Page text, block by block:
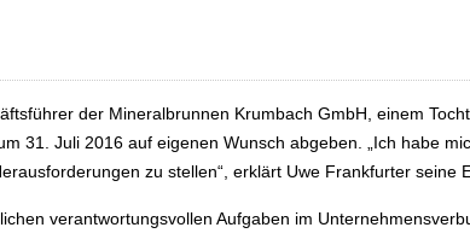
der Mineralbrunnen Krumbach GmbH, einem
31. Juli 2016 auf eigenen Wunsch abgeben. „Ich habe
zu stellen“, erklärt Uwe Frankfurter seine
verantwortungsvollen Aufgaben im